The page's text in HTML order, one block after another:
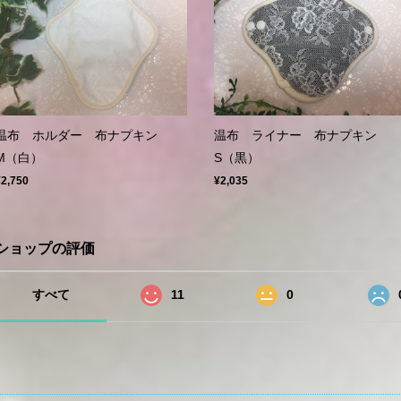
布 ホルダー 布ナプキン
（白）
温布 ライナー 布ナプキン
S（黒）
¥2,035
ョップの評価
すべて 11 0